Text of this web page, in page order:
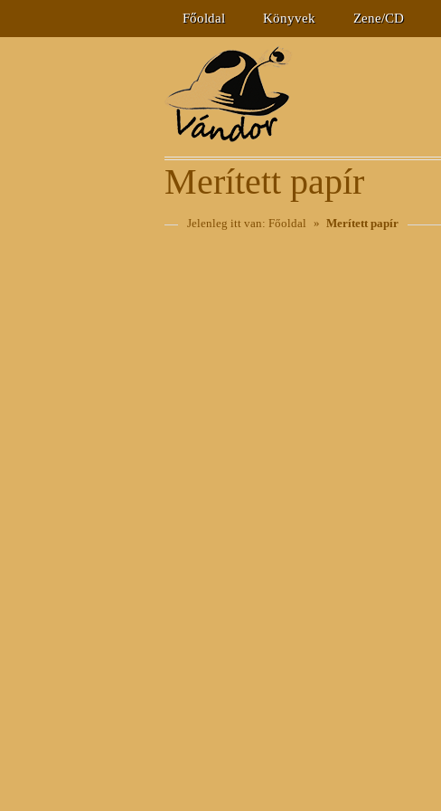
Főoldal Könyvek Zene/CD
Merített papír
Jelenleg itt van: Főoldal » Merített papír